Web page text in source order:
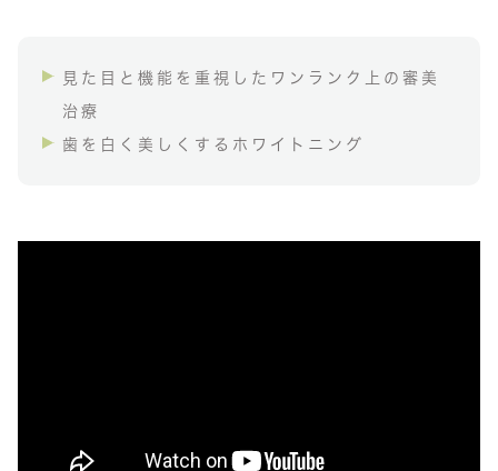
見た目と機能を重視したワンランク上の審美
治療
歯を白く美しくするホワイトニング